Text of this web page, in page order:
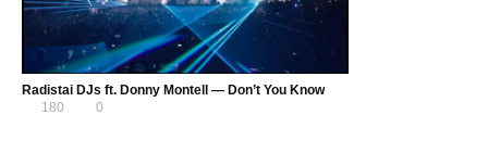
Radistai DJs ft. Donny Montell — Don’t You Know
180
0